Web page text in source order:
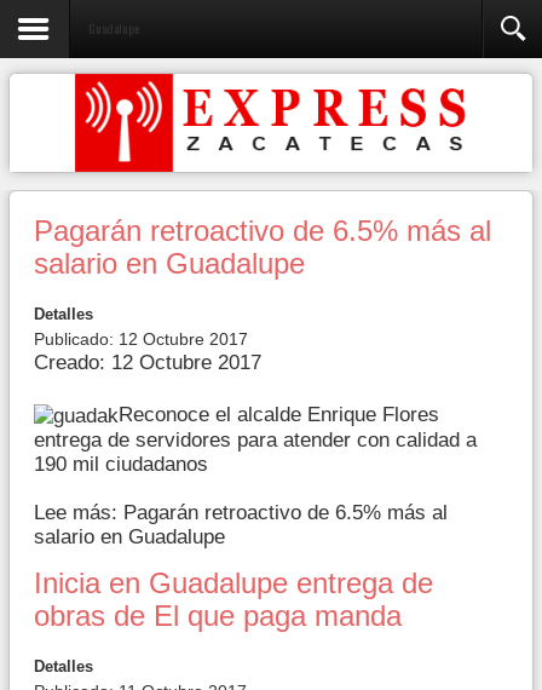
Guadalupe
Pagarán retroactivo de 6.5% más al
salario en Guadalupe
Detalles
Publicado: 12 Octubre 2017
Creado: 12 Octubre 2017
Reconoce el alcalde Enrique Flores
entrega de servidores para atender con calidad a
190 mil ciudadanos
Lee más: Pagarán retroactivo de 6.5% más al
salario en Guadalupe
Inicia en Guadalupe entrega de
obras de El que paga manda
Detalles